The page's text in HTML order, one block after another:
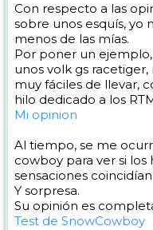
Con respecto a las
sobre unos esquís, yo
menos de las mías.
Por poner un
unos volk gs
muy fáciles de llevar,
hilo dedicado a los
Mi opinion
Al tiempo, se me
cowboy para ver si los
sensaciones
Y sorpresa.
Su opinión es
Test de SnowCowboy